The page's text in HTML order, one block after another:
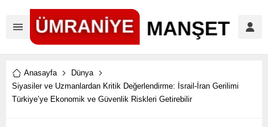
Anasayfa
Dünya
Siyasiler ve Uzmanlardan Kritik Değerlendirme: İsrail-İran Gerilimi
Türkiye’ye Ekonomik ve Güvenlik Riskleri Getirebilir